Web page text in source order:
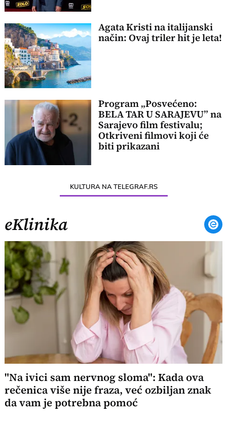
Agata Kristi na italijanski
način: Ovaj triler hit je leta!
Program „Posvećeno:
BELA TAR U SARAJEVU” na
Sarajevo film festivalu;
Otkriveni filmovi koji će
biti prikazani
KULTURA NA TELEGRAF.RS
eKlinika
"Na ivici sam nervnog sloma": Kada ova
rečenica više nije fraza, već ozbiljan znak
da vam je potrebna pomoć